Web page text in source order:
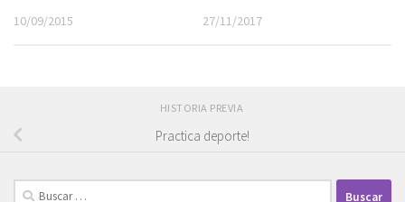
10/09/2015 27/11/2017
HISTORIA PREVIA
Practica deporte!
Buscar: